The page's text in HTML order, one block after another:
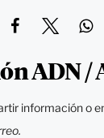
ADN /
información o